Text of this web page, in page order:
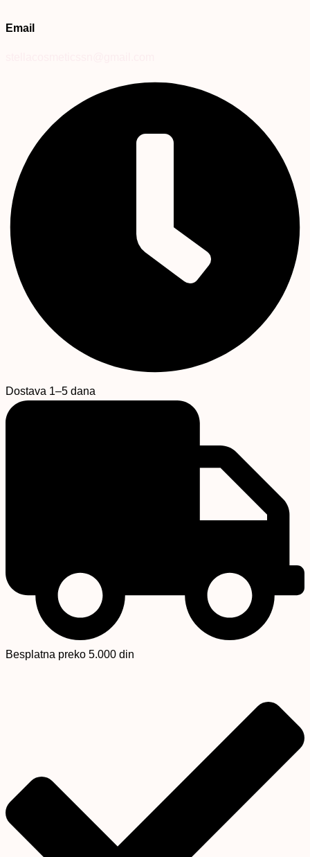
Email
Dostava 1–5 dana
Besplatna preko 5.000 din